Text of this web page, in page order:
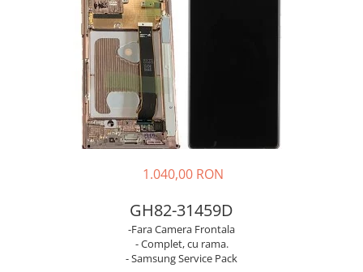
Galaxy N COMPATIBILE
Galaxy N SERVICE PACK
SAMSUNG S SERVICE PACK
SAMSUNG S COMPATIBILE
S20 FE 4G / G780
1.040,00 RON
GH82-31459D
-Fara Camera Frontala
- Complet, cu rama.
- Samsung Service Pack